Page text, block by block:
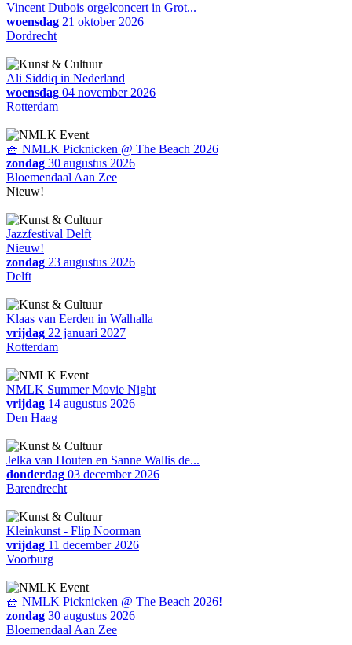
Vincent Dubois orgelconcert in Grot...
woensdag 21 oktober 2026
Dordrecht
Ali Siddiq in Nederland
woensdag 04 november 2026
Rotterdam
🧺 NMLK Picknicken @ The Beach 2026
zondag 30 augustus 2026
Bloemendaal Aan Zee
Nieuw!
Jazzfestival Delft
Nieuw!
zondag 23 augustus 2026
Delft
Klaas van Eerden in Walhalla
vrijdag 22 januari 2027
Rotterdam
NMLK Summer Movie Night
vrijdag 14 augustus 2026
Den Haag
Jelka van Houten en Sanne Wallis de...
donderdag 03 december 2026
Barendrecht
Kleinkunst - Flip Noorman
vrijdag 11 december 2026
Voorburg
🧺 NMLK Picknicken @ The Beach 2026!
zondag 30 augustus 2026
Bloemendaal Aan Zee